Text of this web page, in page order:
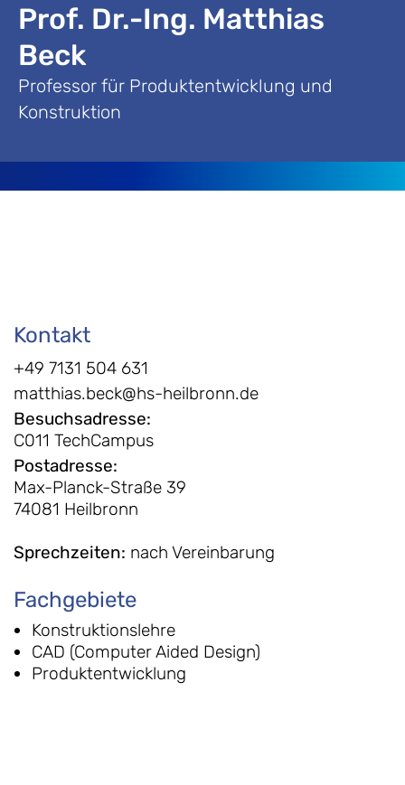
Prof. Dr.-Ing. Matthias
Beck
Professor für Produktentwicklung und
Konstruktion
Kontakt
+49 7131 504 631
matthias.beck@hs-heilbronn.de
Besuchsadresse:
C011 TechCampus
Postadresse:
Max-Planck-Straße 39
74081 Heilbronn
Sprechzeiten: nach Vereinbarung
Fachgebiete
Konstruktionslehre
CAD (Computer Aided Design)
Produktentwicklung